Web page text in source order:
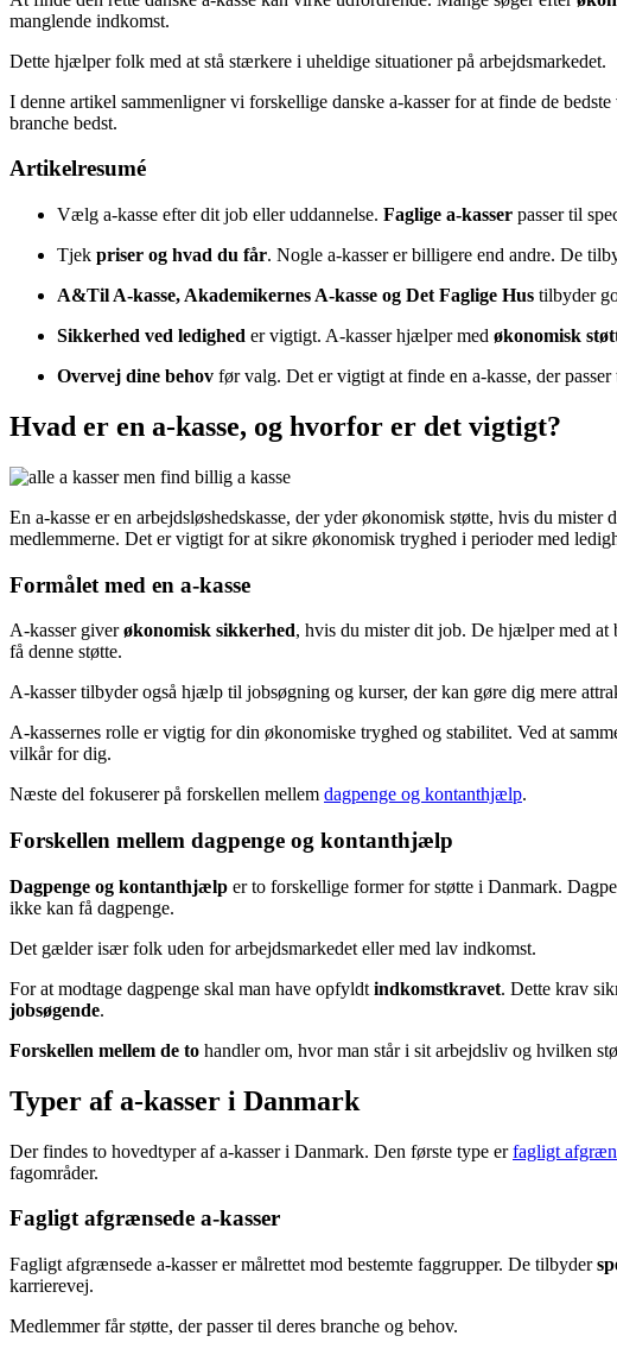
manglende indkomst.
Dette hjælper folk med at stå stærkere i uheldige situationer på arbejdsmarkedet.
I denne artikel sammenligner vi forskellige danske a-kasser for at finde de
branche bedst.
Artikelresumé
Vælg a-kasse efter dit job eller uddannelse. Faglige a-kasser passer til
Tjek priser og hvad du får. Nogle a-kasser er billigere end andre. De
A&Til A-kasse, Akademikernes A-kasse og Det Faglige Hus tilbyder
Sikkerhed ved ledighed er vigtigt. A-kasser hjælper med økonomisk
Overvej dine behov før valg. Det er vigtigt at finde en a-kasse, der
Hvad er en a-kasse, og hvorfor er det vigtigt?
En a-kasse er en arbejdsløshedskasse, der yder økonomisk støtte, hvis du
medlemmerne. Det er vigtigt for at sikre økonomisk tryghed i perioder med
Formålet med en a-kasse
A-kasser giverøkonomisk sikkerhed, hvis du mister dit job. De hjælper med at
få denne støtte.
A-kasser tilbyder også hjælp til jobsøgning og kurser, der kan gøre dig mere
A-kassernes rolle er vigtig for din økonomiske tryghed og stabilitet. Ved at
vilkår for dig.
Næste del fokuserer på forskellen mellem dagpenge og kontanthjælp.
Forskellen mellem dagpenge og kontanthjælp
Dagpenge og kontanthjælp er to forskellige former for støtte i Danmark.
ikke kan få dagpenge.
Det gælder især folk uden for arbejdsmarkedet eller med lav indkomst.
For at modtage dagpenge skal man have opfyldt indkomstkravet. Dette krav
jobsøgende.
Forskellen mellem de to handler om, hvor man står i sit arbejdsliv og hvilken
Typer af a-kasser i Danmark
Der findes to hovedtyper af a-kasser i Danmark. Den første type erfagligt
fagområder.
Fagligt afgrænsede a-kasser
Fagligt afgrænsede a-kasser er målrettet mod bestemte faggrupper. De tilbyder
karrierevej.
Medlemmer får støtte, der passer til deres branche og behov.